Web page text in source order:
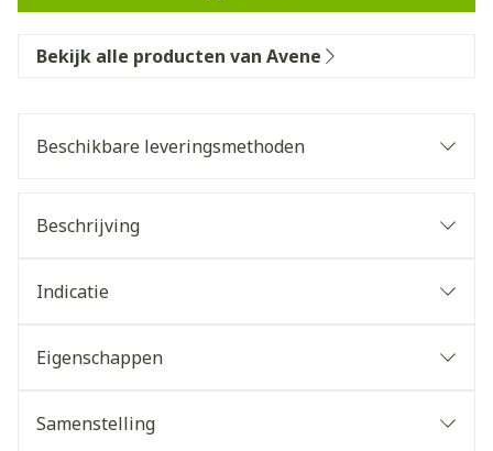
Bekijk alle producten van Avene
Beschikbare leveringsmethoden
Beschrijving
Indicatie
Eigenschappen
Samenstelling